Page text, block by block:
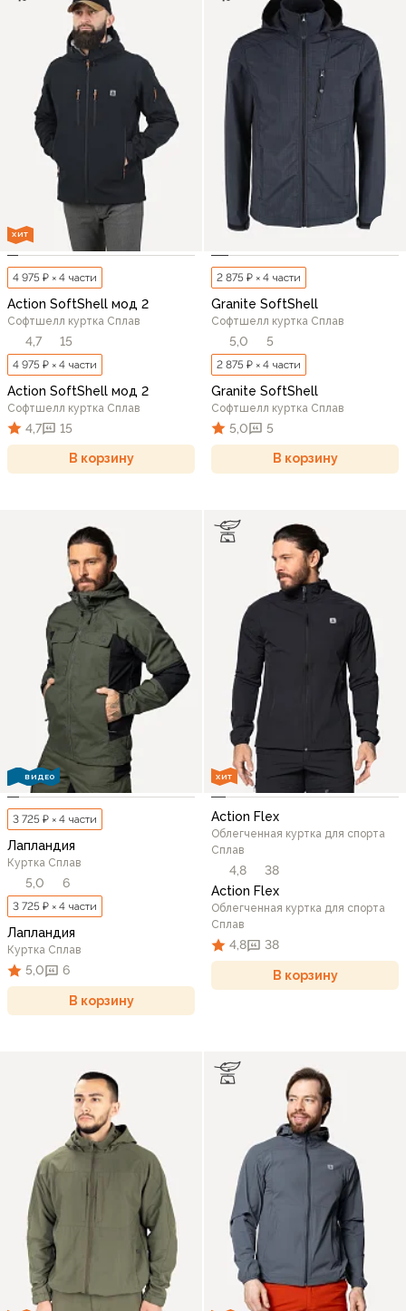
ХИТ
4 975 ₽ × 4 части
Action SoftShell мод 2
Софтшелл куртка Сплав
4,7 15
4 975 ₽ × 4 части
Action SoftShell мод 2
Софтшелл куртка Сплав
4,7 15
В корзину
2 875 ₽ × 4 части
Granite SoftShell
Софтшелл куртка Сплав
5,0 5
2 875 ₽ × 4 части
Granite SoftShell
Софтшелл куртка Сплав
5,0 5
В корзину
ВИДЕО
3 725 ₽ × 4 части
Лапландия
Куртка Сплав
5,0 6
3 725 ₽ × 4 части
Лапландия
Куртка Сплав
5,0 6
В корзину
ХИТ
Action Flex
Облегченная куртка для спорта
Сплав
4,8
38
Action Flex
Облегченная куртка для спорта
Сплав
4,8 38
В корзину